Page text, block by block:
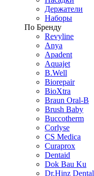
Держатели
Наборы
По Бренду
Revyline
Anya
Apadent
Aquajet
B.Well
Biorepair
BioXtra
Braun Oral-B
Brush Baby
Buccotherm
Corlyse
CS Medica
Curaprox
Dentaid
Dok Bau Ku
Dr.Hinz Dental